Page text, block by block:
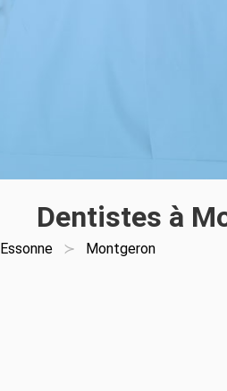
Dentistes à
Essonne Montgeron